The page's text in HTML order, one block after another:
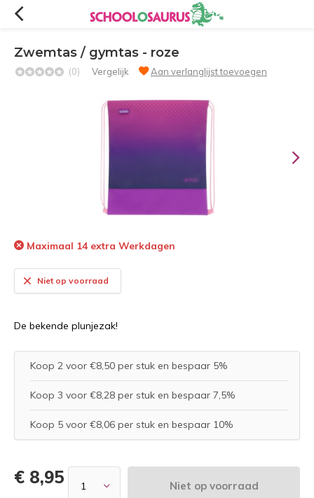
Zwemtas / gymtas - roze
(0) Vergelijk Aan verlanglijst toevoegen
Maximaal 14 extra Werkdagen
Niet op voorraad
De bekende plunjezak!
Koop 2 voor €8,50 per stuk en bespaar 5%
Koop 3 voor €8,28 per stuk en bespaar 7,5%
Koop 5 voor €8,06 per stuk en bespaar 10%
€ 8,95 Niet op voorraad